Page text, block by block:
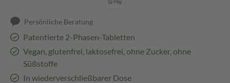
Persönliche Beratung
Patentierte 2-Phasen-Tabletten
Vegan, glutenfrei, laktosefrei, ohne Zucker, ohne
Süßstoffe
In wiederverschließbarer Dose